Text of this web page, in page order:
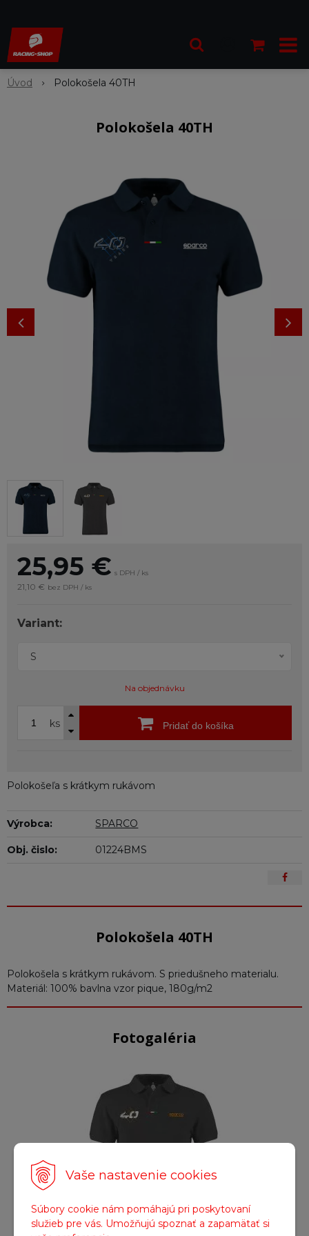
Vaše nastavenie cookies
Súbory cookie nám pomáhajú pri poskytovaní
služieb pre vás. Umožňujú spoznať a zapamätať si
Úvod Polokošela 40TH
Polokošela 40TH
25,95 € s DPH / ks
21,10 € bez DPH / ks
Variant:
S
Na objednávku
ks Pridať do košíka
Polokošeľa s krátkym rukávom
Výrobca: SPARCO
Obj. čislo: 01224BMS
Polokošela 40TH
Polokošela s krátkym rukávom. S priedušneho materialu.
Materiál: 100% bavlna vzor pique, 180g/m2
Fotogaléria